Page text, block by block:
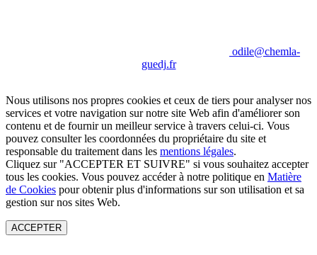
odile@chemla-
guedj.fr
Nous utilisons nos propres cookies et ceux de tiers pour analyser nos
services et votre navigation sur notre site Web afin d'améliorer son
contenu et de fournir un meilleur service à travers celui-ci. Vous
pouvez consulter les coordonnées du propriétaire du site et
responsable du traitement dans les mentions légales.
Cliquez sur "ACCEPTER ET SUIVRE" si vous souhaitez accepter
tous les cookies. Vous pouvez accéder à notre politique en Matière
de Cookies pour obtenir plus d'informations sur son utilisation et sa
gestion sur nos sites Web.
ACCEPTER